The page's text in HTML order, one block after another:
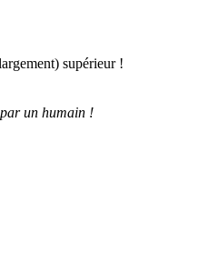
supérieur !
un humain !